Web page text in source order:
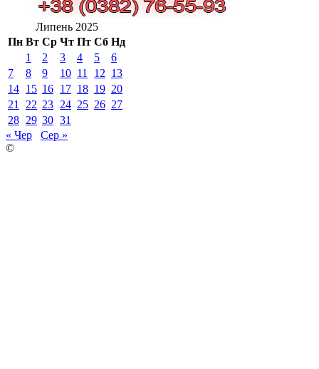
Липень 2025
Пн Вт Ср Чт Пт Сб Нд
1
2 3 4 5
6
7
8 9 10 11 12 13
14 15 16 17 18 19 20
21 22 23 24 25 26 27
28 29 30 31
« Чер
Сер »
©